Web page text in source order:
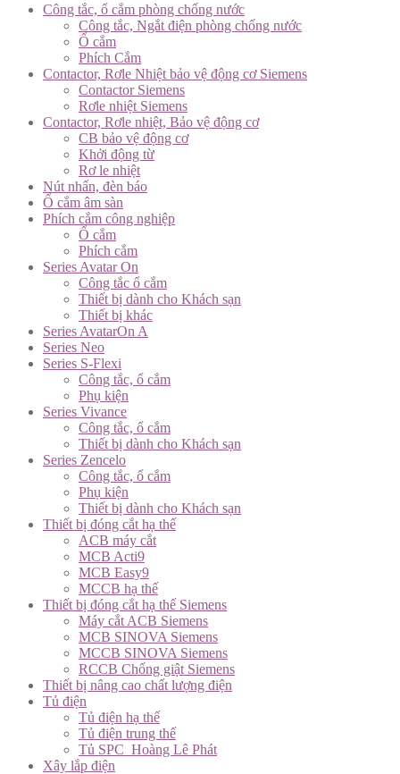
Công tắc, ổ cắm phòng chống nước
Công tắc, Ngắt điện phòng chống nước
Ổ cắm
Phích Cắm
Contactor, Rơle Nhiệt bảo vệ động cơ Siemens
Contactor Siemens
Rơle nhiệt Siemens
Contactor, Rơle nhiệt, Bảo vệ động cơ
CB bảo vệ động cơ
Khởi động từ
Rơ le nhiệt
Nút nhấn, đèn báo
Ổ cắm âm sàn
Phích cắm công nghiệp
Ổ cắm
Phích cắm
Series Avatar On
Công tắc ổ cắm
Thiết bị dành cho Khách sạn
Thiết bị khác
Series AvatarOn A
Series Neo
Series S-Flexi
Công tắc, ổ cắm
Phụ kiện
Series Vivance
Công tắc, ổ cắm
Thiết bị dành cho Khách sạn
Series Zencelo
Công tắc, ổ cắm
Phụ kiện
Thiết bị dành cho Khách sạn
Thiết bị đóng cắt hạ thế
ACB máy cắt
MCB Acti9
MCB Easy9
MCCB hạ thế
Thiết bị đóng cắt hạ thế Siemens
Máy cắt ACB Siemens
MCB SINOVA Siemens
MCCB SINOVA Siemens
RCCB Chống giật Siemens
Thiết bị nâng cao chất lượng điện
Tủ điện
Tủ điện hạ thế
Tủ điện trung thế
Tủ SPC_Hoàng Lê Phát
Xây lắp điện